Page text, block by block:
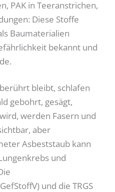
PAK in Teeranstrichen,
Diese Stoffe
Baumaterialien
bekannt und
bleibt, schlafen
gebohrt, gesägt,
werden Fasern und
aber
Asbeststaub kann
und
und die TRGS